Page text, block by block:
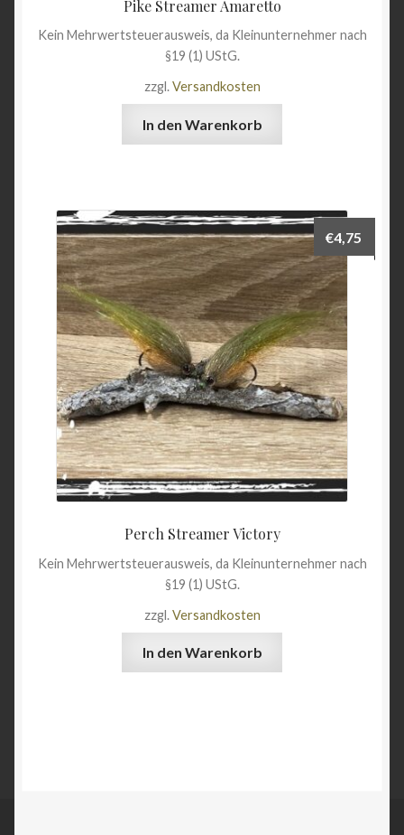
Pike Streamer Amaretto
Kein Mehrwertsteuerausweis, da Kleinunternehmer nach
§19 (1) UStG.
zzgl.Versandkosten
In den Warenkorb
Perch Streamer Victory
€4,75
Kein Mehrwertsteuerausweis, da Kleinunternehmer nach
§19 (1) UStG.
zzgl.Versandkosten
In den Warenkorb